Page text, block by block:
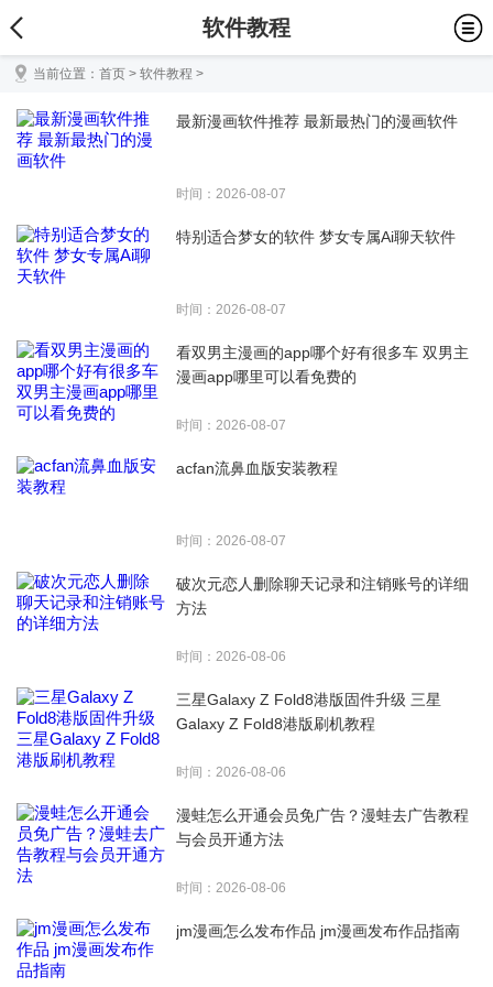
软件教程
当前位置： 首页 > 软件教程 >
最新漫画软件推荐 最新最热门的漫画软件
时间：2026-08-07
特别适合梦女的软件 梦女专属Ai聊天软件
时间：2026-08-07
看双男主漫画的app哪个好有很多车 双男主
漫画app哪里可以看免费的
时间：2026-08-07
acfan流鼻血版安装教程
时间：2026-08-07
破次元恋人删除聊天记录和注销账号的详细
方法
时间：2026-08-06
三星Galaxy Z Fold8港版固件升级 三星
Galaxy Z Fold8港版刷机教程
时间：2026-08-06
漫蛙怎么开通会员免广告？漫蛙去广告教程
与会员开通方法
时间：2026-08-06
jm漫画怎么发布作品 jm漫画发布作品指南